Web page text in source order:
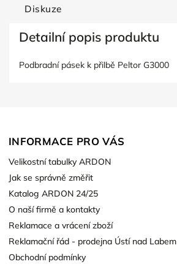
Diskuze
Detailní popis produktu
Podbradní pásek k přilbě Peltor G3000
INFORMACE PRO VÁS
Velikostní tabulky ARDON
Jak se správně změřit
Katalog ARDON 24/25
O naší firmě a kontakty
Reklamace a vrácení zboží
Reklamační řád - prodejna Ústí nad Labem
Obchodní podmínky